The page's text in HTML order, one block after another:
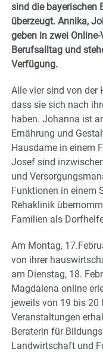
sind die bayerischen
überzeugt. Annika,
geben in zwei
Berufsalltag und
Verfügung.
Alle vier sind von der
dass sie sich nach
haben. Johanna ist
Ernährung und
Hausdame in einem
Josef sind
und
Funktionen in einem
Rehaklinik
Familien als
Am Montag,
von ihrer
am Dienstag, 18.
Magdalena online
jeweils von 19 bis 20
Veranstaltungen
Beraterin für
Landwirtschaft und